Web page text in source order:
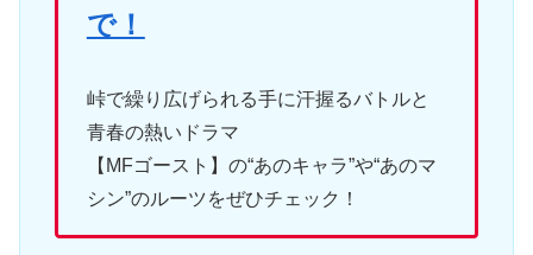
で！
峠で繰り広げられる手に汗握るバトルと
青春の熱いドラマ
【MFゴースト】の“あのキャラ”や“あのマ
シン”のルーツをぜひチェック！